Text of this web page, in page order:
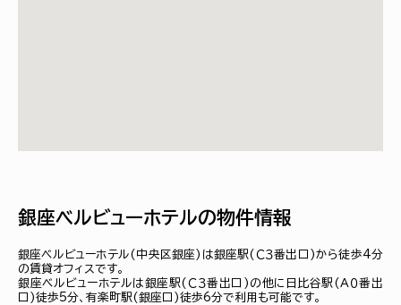
銀座ベルビューホテルの物件情報
銀座ベルビューホテル(中央区銀座)は銀座駅(Ｃ３番出口)から徒歩4分
の賃貸オフィスです。
銀座ベルビューホテルは銀座駅(Ｃ３番出口)の他に日比谷駅(Ａ０番出
口)徒歩5分、有楽町駅(銀座口)徒歩6分で利用も可能です。